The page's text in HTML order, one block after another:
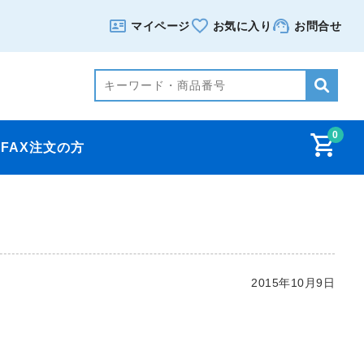
マイページ お気に入り お問合せ
0
FAX注文の方
2015年10月9日